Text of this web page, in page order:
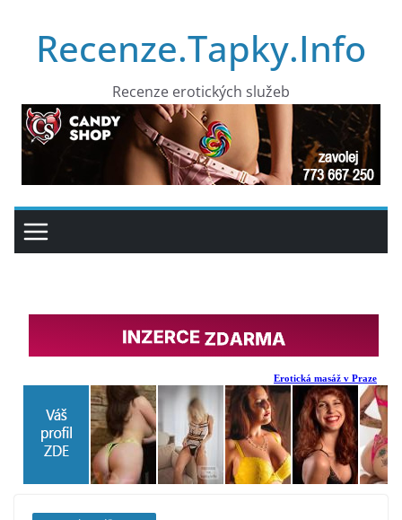
obsahRecenze.Tapky.Info
Recenze erotických služeb